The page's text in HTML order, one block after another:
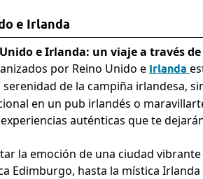
e Irlanda
e Irlanda: un viaje a través
por Reino Unido e Irlanda
serenidad de la campiña irlandesa,
en un pub irlandés o
auténticas que te
la emoción de una ciudad
Edimburgo, hasta la mística